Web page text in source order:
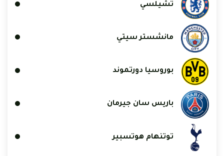
تشيلسي
مانشستر سيتي
بوروسيا دورتموند
باريس سان جيرمان
توتنهام هوتسبير